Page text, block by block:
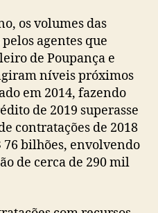
os volumes das
agentes que
de Poupança e
níveis próximos
em 2014, fazendo
de 2019 superasse
contratações de 2018
76 bilhões, envolvendo
de cerca de 290 mil